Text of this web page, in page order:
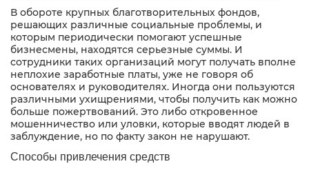
В обороте крупных благотворительных фондов,
решающих различные социальные проблемы, и
которым периодически помогают успешные
бизнесмены, находятся серьезные суммы. И
сотрудники таких организаций могут получать вполне
неплохие заработные платы, уже не говоря об
основателях и руководителях. Иногда они пользуются
различными ухищрениями, чтобы получить как можно
больше пожертвований. Это либо откровенное
мошенничество или уловки, которые вводят людей в
заблуждение, но по факту закон не нарушают.
Способы привлечения средств